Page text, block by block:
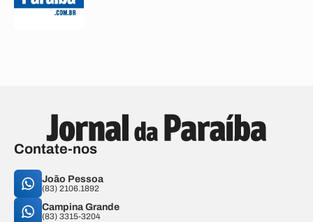
Contate-nos
João Pessoa
(83) 2106.1892
Campina Grande
(83) 3315-3204